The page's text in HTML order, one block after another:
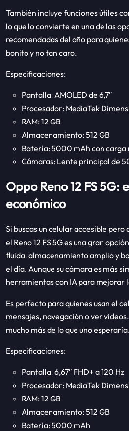
También incluye funciones útiles
lo que lo convierte en una de las
recomendadas del año para
bonito y no tan caro.
Especificaciones:
Pantalla: AMOLED de 6,7″
Procesador: MediaTek
RAM: 12 GB
Almacenamiento: 512 GB
Batería: 5000 mAh con carga
Cámaras: Lente principal de
Oppo Reno 12 FS 5G:
económico
Si buscas un celular accesible pero
el Reno 12 FS 5G es una gran
fluida, almacenamiento amplio y
el día. Aunque su cámara es más
herramientas con IA para mejorar
Es perfecto para quienes usan el
mensajes, navegación o ver
mucho más de lo que uno esperaría.
Especificaciones:
Pantalla: 6,67″ FHD+ a 120 Hz
Procesador: MediaTek
RAM: 12 GB
Almacenamiento: 512 GB
Batería: 5000 mAh